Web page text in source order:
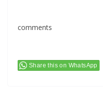
comments
Share this on WhatsApp